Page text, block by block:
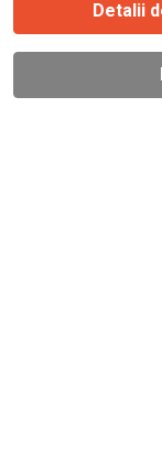
Detalii